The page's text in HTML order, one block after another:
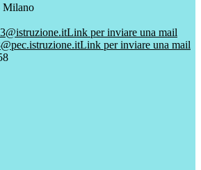
Milano
Link per inviare una mail
Link per inviare una mail